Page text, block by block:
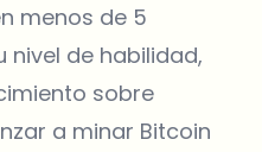
menos de 5
nivel de habilidad,
sobre
a minar Bitcoin